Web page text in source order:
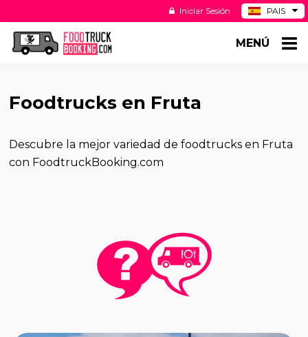
PAIS
DE
Iniciar Sesión
MENÚ
Foodtrucks en Fruta
Descubre la mejor variedad de foodtrucks en Fruta
con FoodtruckBooking.com